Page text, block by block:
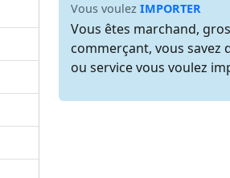
Vous voulez IMPORTER
Vous êtes marchand,
commerçant, vous savez
ou service vous voulez